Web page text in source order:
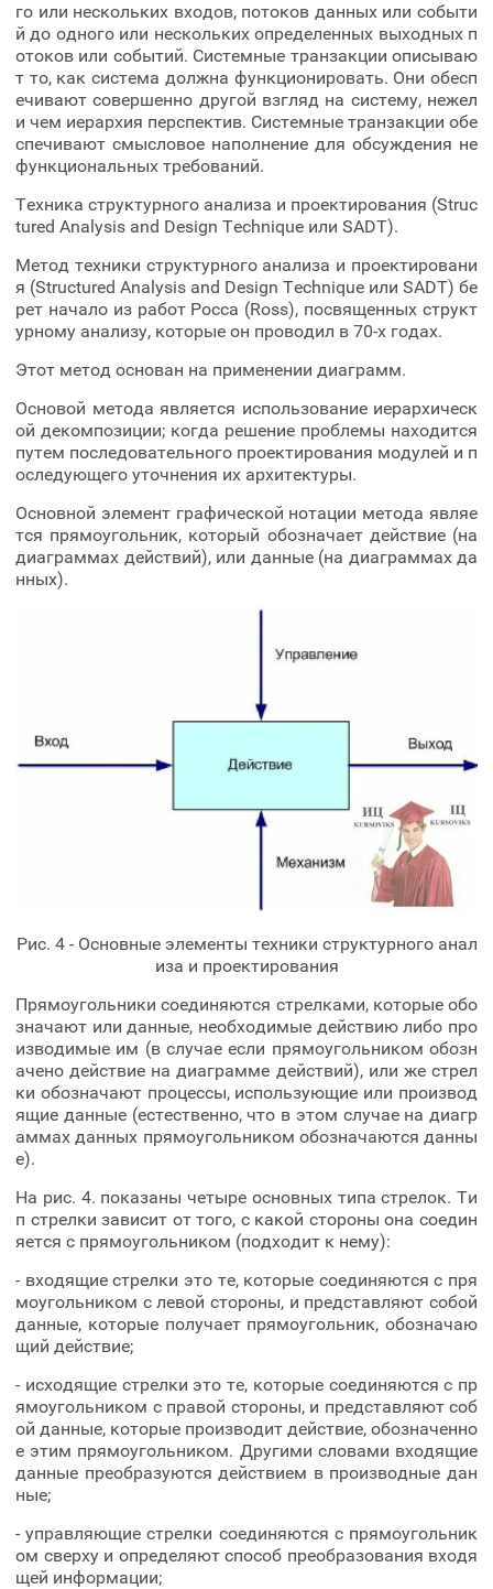
го или нескольких входов, потоков данных или событи
й до одного или нескольких определенных выходных п
отоков или событий. Системные транзакции описываю
т то, как система должна функционировать. Они обесп
ечивают совершенно другой взгляд на систему, нежел
и чем иерархия перспектив. Системные транзакции обе
спечивают смысловое наполнение для обсуждения не
функциональных требований.
Техника структурного анализа и проектирования (Struc
tured Analysis and Design Technique или SADT).
Метод техники структурного анализа и проектировани
я (Structured Analysis and Design Technique или SADT) бе
рет начало из работ Росса (Ross), посвященных структ
урному анализу, которые он проводил в 70-х годах.
Этот метод основан на применении диаграмм.
Основой метода является использование иерархическ
ой декомпозиции; когда решение проблемы находится
путем последовательного проектирования модулей и п
оследующего уточнения их архитектуры.
Основной элемент графической нотации метода являе
тся прямоугольник, который обозначает действие (на
диаграммах действий), или данные (на диаграммах да
нных).
Рис. 4 - Основные элементы техники структурного анал
иза и проектирования
Прямоугольники соединяются стрелками, которые обо
значают или данные, необходимые действию либо про
изводимые им (в случае если прямоугольником обозн
ачено действие на диаграмме действий), или же стрел
ки обозначают процессы, использующие или производ
ящие данные (естественно, что в этом случае на диагр
аммах данных прямоугольником обозначаются данны
е).
На рис. 4. показаны четыре основных типа стрелок. Ти
п стрелки зависит от того, с какой стороны она соедин
яется с прямоугольником (подходит к нему):
- входящие стрелки это те, которые соединяются с пря
моугольником с левой стороны, и представляют собой
данные, которые получает прямоугольник, обозначаю
щий действие;
- исходящие стрелки это те, которые соединяются с пр
ямоугольником с правой стороны, и представляют соб
ой данные, которые производит действие, обозначенно
е этим прямоугольником. Другими словами входящие
данные преобразуются действием в производные дан
ные;
- управляющие стрелки соединяются с прямоугольник
ом сверху и определяют способ преобразования входя
щей информации;